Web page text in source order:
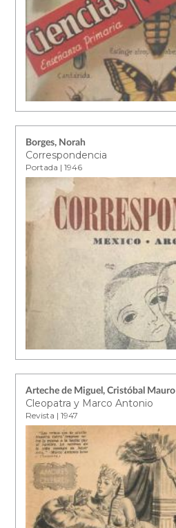
Borges, Norah
Correspondencia
Portada | 1946
Arteche de Miguel, Cristóbal Mauro
Cleopatra y Marco Antonio
Revista | 1947